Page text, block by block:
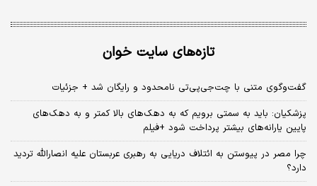
تازه‌های سایت خوان
گفت‌وگوی متنی با چت‌جی‌پی‌تی نامحدود و رایگان شد + جزئیات
پزشکیان: باید به سمتی برویم که به دهک‌های بالا کمتر و به دهک‌های
پایین یارانه‌های بیشتر پرداخت شود +فیلم
چرا مصر در پیوستن به ائتلاف دریایی به رهبری عربستان علیه انصارالله تردید
دارد؟